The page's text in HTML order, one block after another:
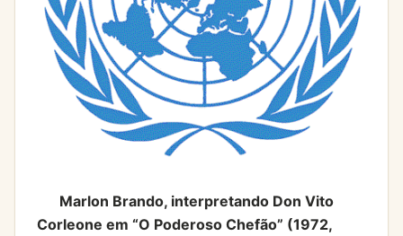
Marlon Brando, interpretando Don Vito
Corleone em “O Poderoso Chefão” (1972,